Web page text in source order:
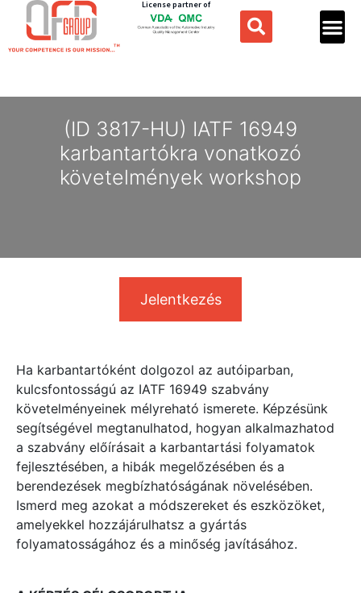
License partner of
(ID 3817-HU) IATF 16949
karbantartókra vonatkozó
követelmények workshop
Jelentkezés
Ha karbantartóként dolgozol az autóiparban,
kulcsfontosságú az IATF 16949 szabvány
követelményeinek mélyreható ismerete. Képzésünk
segítségével megtanulhatod, hogyan alkalmazhatod
a szabvány előírásait a karbantartási folyamatok
fejlesztésében, a hibák megelőzésében és a
berendezések megbízhatóságának növelésében.
Ismerd meg azokat a módszereket és eszközöket,
amelyekkel hozzájárulhatsz a gyártás
folyamatosságához és a minőség javításához.